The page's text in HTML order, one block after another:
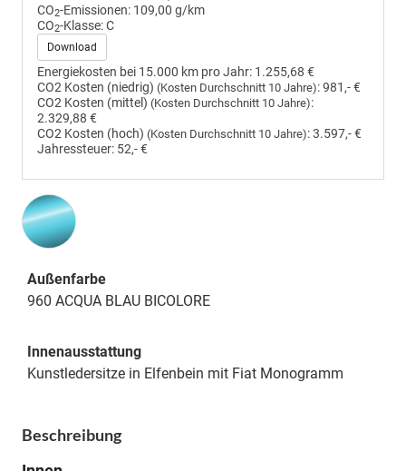
CO2-Emissionen: 109,00 g/km
CO2-Klasse:C
Download
Energiekosten bei 15.000 km pro Jahr: 1.255,68 €
CO2 Kosten (niedrig) (Kosten Durchschnitt 10 Jahre):981,- €
CO2 Kosten (mittel) (Kosten Durchschnitt 10 Jahre):
2.329,88 €
CO2 Kosten (hoch) (Kosten Durchschnitt 10 Jahre):3.597,- €
Jahressteuer: 52,- €
Außenfarbe
960 ACQUA BLAU BICOLORE
Innenausstattung
Kunstledersitze in Elfenbein mit Fiat Monogramm
Beschreibung